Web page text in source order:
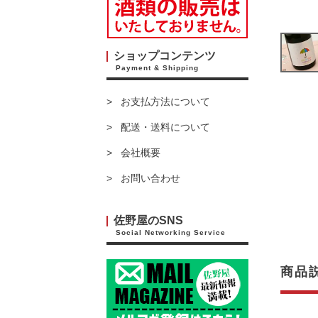
ショップコンテンツ
Payment & Shipping
お支払方法について
配送・送料について
会社概要
お問い合わせ
佐野屋のSNS
Social Networking Service
商品